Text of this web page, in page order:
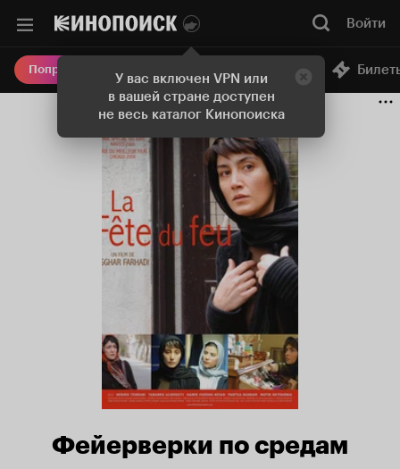
У вас включен VPN или
в вашей стране доступен
не весь каталог Кинопоиска
Войти
Попробовать Плюс Онлайн-кинотеатр
Фейерверки по средам